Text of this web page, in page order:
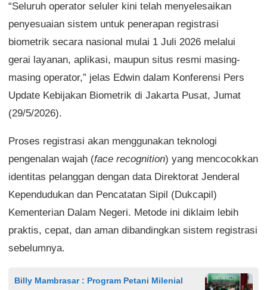
“Seluruh operator seluler kini telah menyelesaikan
penyesuaian sistem untuk penerapan registrasi
biometrik secara nasional mulai 1 Juli 2026 melalui
gerai layanan, aplikasi, maupun situs resmi masing-
masing operator,” jelas Edwin dalam Konferensi Pers
Update Kebijakan Biometrik di Jakarta Pusat, Jumat
(29/5/2026).
Proses registrasi akan menggunakan teknologi
pengenalan wajah (face recognition) yang mencocokkan
identitas pelanggan dengan data Direktorat Jenderal
Kependudukan dan Pencatatan Sipil (Dukcapil)
Kementerian Dalam Negeri. Metode ini diklaim lebih
praktis, cepat, dan aman dibandingkan sistem registrasi
sebelumnya.
Billy Mambrasar : Program Petani Milenial